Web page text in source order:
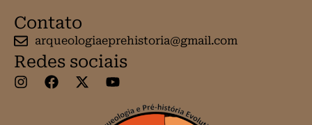
Contato
arqueologiaeprehistoria@gmail.com
Redes sociais